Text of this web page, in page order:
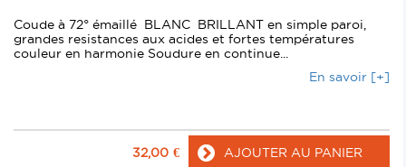
Coude à 72° émaillé BLANC BRILLANT en simple paroi,
grandes resistances aux acides et fortes températures
couleur en harmonie Soudure en continue...
En savoir [+]
32,00 € AJOUTER AU PANIER